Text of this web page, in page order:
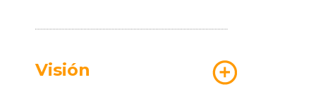
Visión